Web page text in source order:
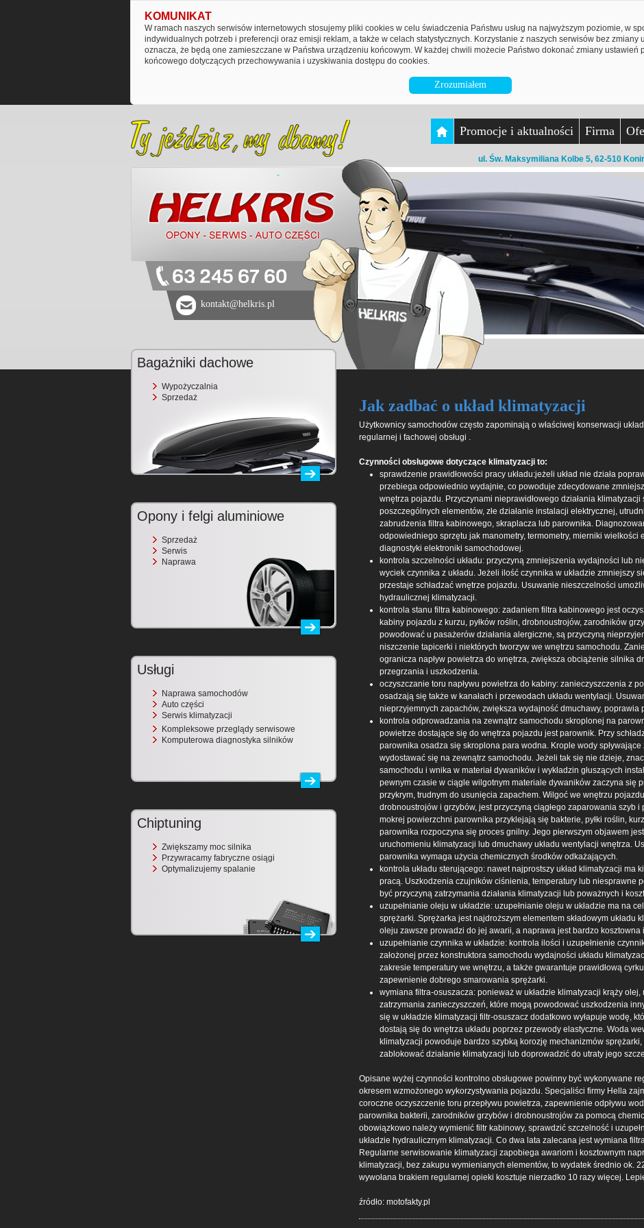
KOMUNIKAT
W ramach naszych serwisów internetowych stosujemy pliki cookies w celu świadczenia Państwu usług na najwyższym poziomie, w
indywidualnych potrzeb i preferencji oraz emisji reklam, a także w celach statystycznych. Korzystanie z naszych serwisów bez zmiany
oznacza, że będą one zamieszczane w Państwa urządzeniu końcowym. W każdej chwili możecie Państwo dokonać zmiany ustawień
końcowego dotyczących przechowywania i uzyskiwania dostępu do cookies.
Zrozumiałem
Promocje i aktualności Firma
ul. Św. Maksymiliana Kolbe 5, 62-510
63 245 67 60
kontakt@helkris.pl
Bagażniki dachowe
Wypożyczalnia
Sprzedaż
Opony i felgi aluminiowe
Sprzedaż
Serwis
Naprawa
Usługi
Naprawa samochodów
Auto części
Serwis klimatyzacji
Kompleksowe przeglądy serwisowe
Komputerowa diagnostyka silników
Chiptuning
Zwiększamy moc silnika
Przywracamy fabryczne osiągi
Optymalizujemy spalanie
Jak zadbać o układ klimatyzacji
Użytkownicy samochodów często zapominają o właściwej konserwacji
regularnej i fachowej obsługi .
Czynności obsługowe dotyczące klimatyzacji to:
sprawdzenie prawidłowości pracy układu:jeżeli układ nie działa
przebiega odpowiednio wydajnie, co powoduje zdecydowane
wnętrza pojazdu. Przyczynami nieprawidłowego działania
poszczególnych elementów, złe działanie instalacji elektrycznej,
zabrudzenia filtra kabinowego, skraplacza lub parownika.
odpowiedniego sprzętu jak manometry, termometry, mierniki wielkości
diagnostyki elektroniki samochodowej.
kontrola szczelności układu: przyczyną zmniejszenia wydajności lub
wyciek czynnika z układu. Jeżeli ilość czynnika w układzie zmniejszy
przestaje schładzać wnętrze pojazdu. Usuwanie nieszczelności
hydraulicznej klimatyzacji.
kontrola stanu filtra kabinowego: zadaniem filtra kabinowego jest
kabiny pojazdu z kurzu, pyłków roślin, drobnoustrojów, zarodników
powodować u pasażerów działania alergiczne, są przyczyną
niszczenie tapicerki i niektórych tworzyw we wnętrzu samochodu.
ogranicza napływ powietrza do wnętrza, zwiększa obciążenie silnika
przegrzania i uszkodzenia.
oczyszczanie toru napływu powietrza do kabiny: zanieczyszczenia z
osadzają się także w kanałach i przewodach układu wentylacji.
nieprzyjemnych zapachów, zwiększa wydajność dmuchawy, poprawia
kontrola odprowadzania na zewnątrz samochodu skroplonej na
powietrze dostające się do wnętrza pojazdu jest parownik. Przy
parownika osadza się skroplona para wodna. Krople wody
wydostawać się na zewnątrz samochodu. Jeżeli tak się nie dzieje,
samochodu i wnika w materiał dywaników i wykładzin głuszących
pewnym czasie w ciągle wilgotnym materiale dywaników zaczyna się
przykrym, trudnym do usunięcia zapachem. Wilgoć we wnętrzu
drobnoustrojów i grzybów, jest przyczyną ciągłego zaparowania szyb
mokrej powierzchni parownika przyklejają się bakterie, pyłki roślin,
parownika rozpoczyna się proces gnilny. Jego pierwszym objawem
uruchomieniu klimatyzacji lub dmuchawy układu wentylacji wnętrza.
parownika wymaga użycia chemicznych środków odkażających.
kontrola układu sterującego: nawet najprostszy układ klimatyzacji ma
pracą. Uszkodzenia czujników ciśnienia, temperatury lub niesprawne
być przyczyną zatrzymania działania klimatyzacji lub poważnych i
uzupełnianie oleju w układzie: uzupełnianie oleju w układzie ma na
sprężarki. Sprężarka jest najdroższym elementem składowym układu
oleju zawsze prowadzi do jej awarii, a naprawa jest bardzo
uzupełnianie czynnika w układzie: kontrola ilości i uzupełnienie
założonej przez konstruktora samochodu wydajności układu
zakresie temperatury we wnętrzu, a także gwarantuje prawidłową
zapewnienie dobrego smarowania sprężarki.
wymiana filtra-osuszacza: ponieważ w układzie klimatyzacji krąży
zatrzymania zanieczyszczeń, które mogą powodować uszkodzenia
się w układzie klimatyzacji filtr-osuszacz dodatkowo wyłapuje wodę,
dostają się do wnętrza układu poprzez przewody elastyczne. Woda
klimatyzacji powoduje bardzo szybką korozję mechanizmów
zablokować działanie klimatyzacji lub doprowadzić do utraty jego
Opisane wyżej czynności kontrolno obsługowe powinny być wykonywane
okresem wzmożonego wykorzystywania pojazdu. Specjaliści firmy Hella
coroczne oczyszczenie toru przepływu powietrza, zapewnienie odpływu
parownika bakterii, zarodników grzybów i drobnoustrojów za pomocą
obowiązkowo należy wymienić filtr kabinowy, sprawdzić szczelność i
układzie hydraulicznym klimatyzacji. Co dwa lata zalecana jest wymiana
Regularne serwisowanie klimatyzacji zapobiega awariom i kosztownym
klimatyzacji, bez zakupu wymienianych elementów, to wydatek średnio ok.
wywołana brakiem regularnej opieki kosztuje nierzadko 10 razy więcej.
źródło: motofakty.pl